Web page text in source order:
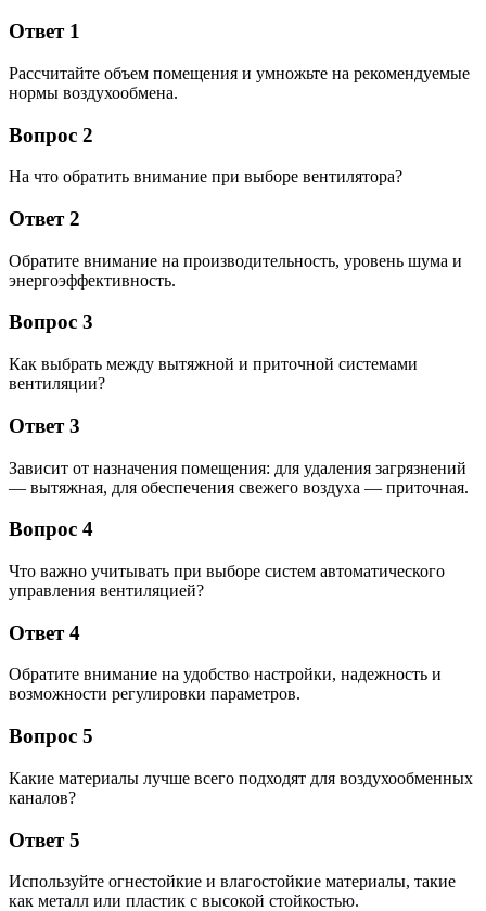
Ответ 1
Рассчитайте объем помещения и умножьте на рекомендуемые
нормы воздухообмена.
Вопрос 2
На что обратить внимание при выборе вентилятора?
Ответ 2
Обратите внимание на производительность, уровень шума и
энергоэффективность.
Вопрос 3
Как выбрать между вытяжной и приточной системами
вентиляции?
Ответ 3
Зависит от назначения помещения: для удаления загрязнений
— вытяжная, для обеспечения свежего воздуха — приточная.
Вопрос 4
Что важно учитывать при выборе систем автоматического
управления вентиляцией?
Ответ 4
Обратите внимание на удобство настройки, надежность и
возможности регулировки параметров.
Вопрос 5
Какие материалы лучше всего подходят для воздухообменных
каналов?
Ответ 5
Используйте огнестойкие и влагостойкие материалы, такие
как металл или пластик с высокой стойкостью.